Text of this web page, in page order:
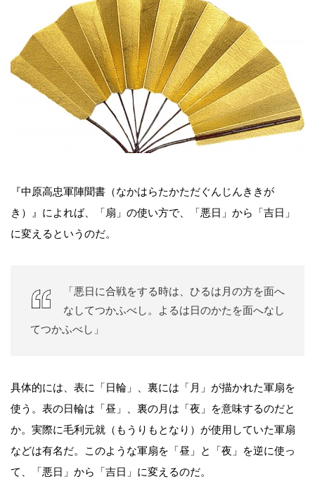
『中原高忠軍陣聞書（なかはらたかただぐんじんききが
き）』によれば、「扇」の使い方で、「悪日」から「吉日」
に変えるというのだ。
「悪日に合戦をする時は、ひるは月の方を面へ
なしてつかふべし。よるは日のかたを面へなし
てつかふべし」
具体的には、表に「日輪」、裏には「月」が描かれた軍扇を
使う。表の日輪は「昼」、裏の月は「夜」を意味するのだと
か。実際に毛利元就（もうりもとなり）が使用していた軍扇
などは有名だ。このような軍扇を「昼」と「夜」を逆に使っ
て、「悪日」から「吉日」に変えるのだ。